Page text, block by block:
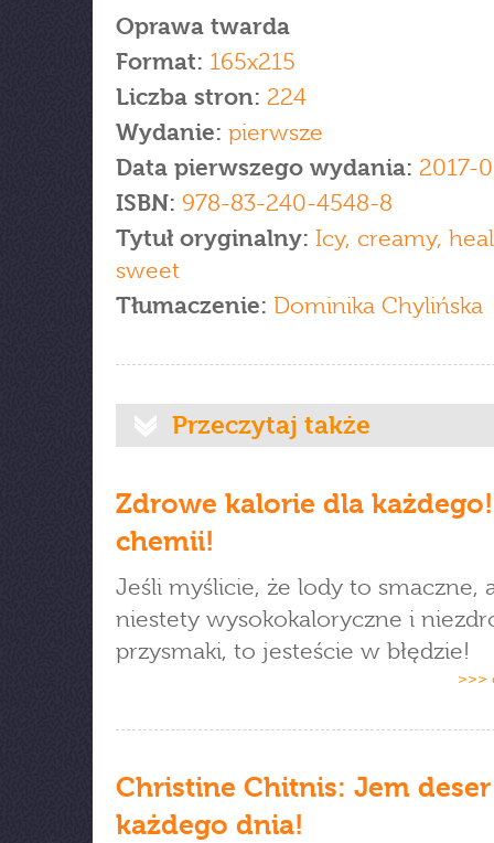
Oprawa twarda
Format: 165x215
Liczba stron: 224
Wydanie: pierwsze
Data pierwszego wydania: 2017-
ISBN: 978-83-240-4548-8
Tytuł oryginalny: Icy, creamy,
sweet
Tłumaczenie: Dominika Chylińska
Przeczytaj także
Zdrowe kalorie dla
chemii!
Jeśli myślicie, że lody to smaczne,
niestety wysokokaloryczne i
przysmaki, to jesteście w błędzie!
>>>
Christine Chitnis: Jem deser
każdego dnia!